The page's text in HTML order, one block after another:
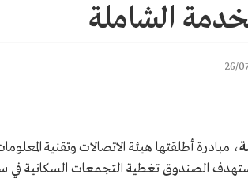
الشاملة
26/
، مبادرة أطلقتها هيئة الاتصالات وتقنية
2007م، ويستهدف الصندوق تغطية التجمعات